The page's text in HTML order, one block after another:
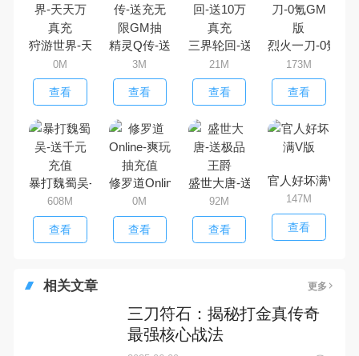
狩游世界-天天万真充
0M
查看
精灵Q传-送充无限GM抽
3M
查看
三界轮回-送10万真充
21M
查看
烈火一刀-0氪
173M
查看
暴打魏蜀吴-送千元充值
608M
查看
修罗道Online-爽玩抽充值
0M
查看
盛世大唐-送极品王爵
92M
查看
官人好坏满V版
147M
查看
相关文章 更多
三刀符石：揭秘打金真传奇
最强核心战法